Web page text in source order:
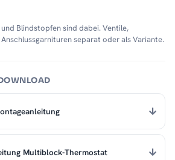
Blindstopfen sind dabei. Ventile,
separat oder als Variante.
Multiblock-Thermostat